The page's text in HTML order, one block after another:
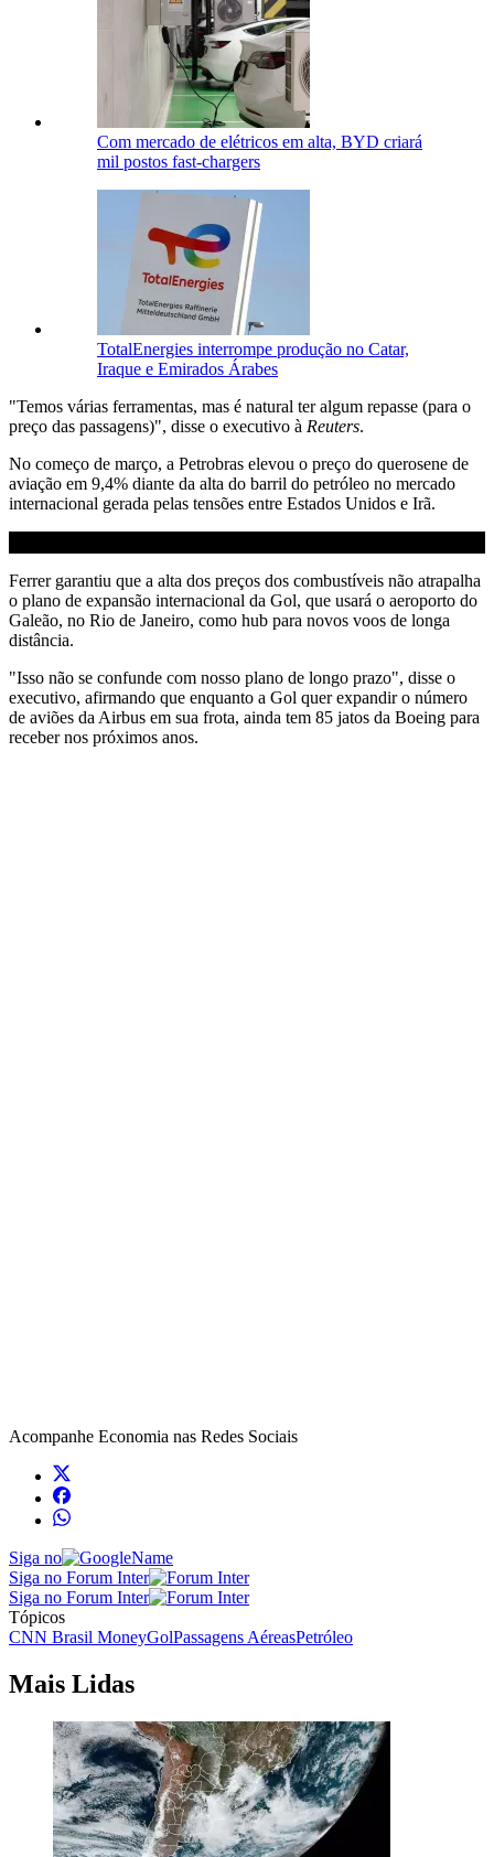
Com mercado de elétricos em alta, BYD criará
mil postos fast-chargers
TotalEnergies interrompe produção no Catar,
Iraque e Emirados Árabes
"Temos várias ferramentas, mas é natural ter algum repasse (para o
preço das passagens)", disse o executivo à Reuters.
No começo de março, a Petrobras elevou o preço do querosene de
aviação em 9,4% diante da alta do barril do petróleo no mercado
internacional gerada pelas tensões entre Estados Unidos e Irã.
Ferrer garantiu que a alta dos preços dos combustíveis não atrapalha
o plano de expansão internacional da Gol, que usará o aeroporto do
Galeão, no Rio de Janeiro, como hub para novos voos de longa
distância.
"Isso não se confunde com nosso plano de longo prazo", disse o
executivo, afirmando que enquanto a Gol quer expandir o número
de aviões da Airbus em sua frota, ainda tem 85 jatos da Boeing para
receber nos próximos anos.
Acompanhe Economia nas Redes Sociais
Siga no
Siga no Forum Inter
Siga no Forum Inter
Tópicos
CNN Brasil MoneyGolPassagens AéreasPetróleo
Mais Lidas